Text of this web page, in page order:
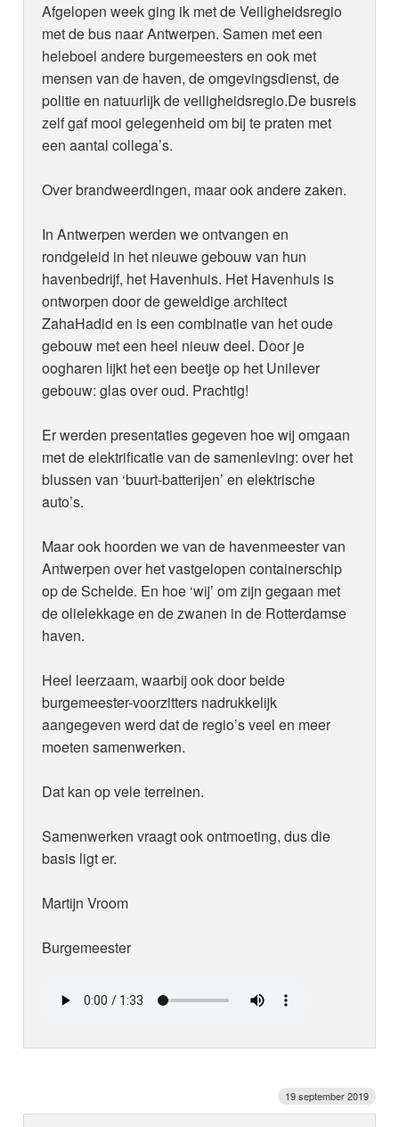
Afgelopen week ging ik met de Veiligheidsregio
met de bus naar Antwerpen. Samen met een
heleboel andere burgemeesters en ook met
mensen van de haven, de omgevingsdienst, de
politie en natuurlijk de veiligheidsregio.De busreis
zelf gaf mooi gelegenheid om bij te praten met
een aantal collega’s.
Over brandweerdingen, maar ook andere zaken.
In Antwerpen werden we ontvangen en
rondgeleid in het nieuwe gebouw van hun
havenbedrijf, het Havenhuis. Het Havenhuis is
ontworpen door de geweldige architect
ZahaHadid en is een combinatie van het oude
gebouw met een heel nieuw deel. Door je
oogharen lijkt het een beetje op het Unilever
gebouw: glas over oud. Prachtig!
Er werden presentaties gegeven hoe wij omgaan
met de elektrificatie van de samenleving: over het
blussen van ‘buurt-batterijen’ en elektrische
auto’s.
Maar ook hoorden we van de havenmeester van
Antwerpen over het vastgelopen containerschip
op de Schelde. En hoe ‘wij’ om zijn gegaan met
de olielekkage en de zwanen in de Rotterdamse
haven.
Heel leerzaam, waarbij ook door beide
burgemeester-voorzitters nadrukkelijk
aangegeven werd dat de regio’s veel en meer
moeten samenwerken.
Dat kan op vele terreinen.
Samenwerken vraagt ook ontmoeting, dus die
basis ligt er.
Martijn Vroom
Burgemeester
19 september 2019